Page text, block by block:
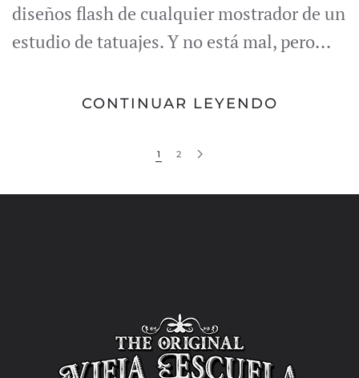
diseños flash de cualquier mostrador de un
estudio de tatuajes. Y no está mal, pero...
CONTINUAR LEYENDO
1 2